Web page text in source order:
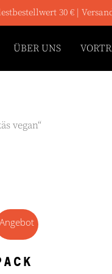
30 € |
ÜBER UNS
vegan“
Angebot